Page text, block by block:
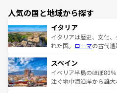
人気の国と地域から探す
イタリア
イタリアは歴史、文化
れた国。 ローマの古代
ろん、トスカーナの美
景など、自然景観も見
ピザやパスタなど、絶
スペイン
イベリア半島のほぼ80
注ぐ地中海沿岸から雄